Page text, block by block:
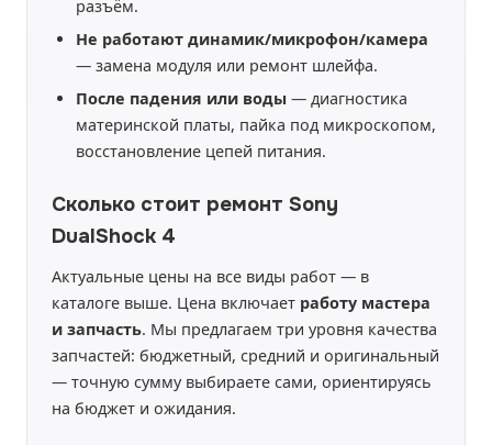
разъём.
Не работают динамик/микрофон/камера
— замена модуля или ремонт шлейфа.
После падения или воды — диагностика
материнской платы, пайка под микроскопом,
восстановление цепей питания.
Сколько стоит ремонт Sony
DualShock 4
Актуальные цены на все виды работ — в
каталоге выше. Цена включает работу мастера
и запчасть. Мы предлагаем три уровня качества
запчастей: бюджетный, средний и оригинальный
— точную сумму выбираете сами, ориентируясь
на бюджет и ожидания.